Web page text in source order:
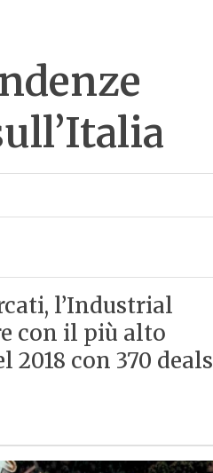
l’Industrial
con il più alto
con 370 deals